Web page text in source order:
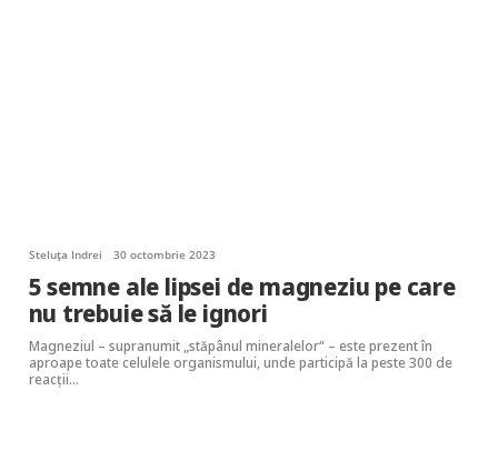
Steluța Indrei 30 octombrie 2023
5 semne ale lipsei de magneziu pe care
nu trebuie să le ignori
Magneziul – supranumit „stăpânul mineralelor“ – este prezent în
aproape toate celulele organismului, unde participă la peste 300 de
reacții…